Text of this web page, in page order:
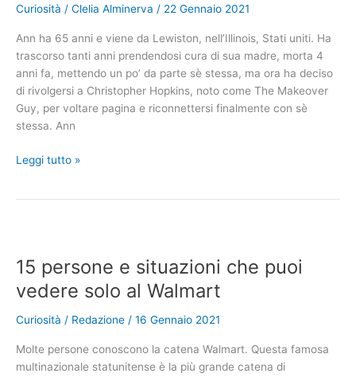
perché
Curiosità / Clelia Alminerva / 22 Gennaio 2021
Ann ha 65 anni e viene da Lewiston, nell’Illinois, Stati uniti. Ha
trascorso tanti anni prendendosi cura di sua madre, morta 4
anni fa, mettendo un po’ da parte sè stessa, ma ora ha deciso
di rivolgersi a Christopher Hopkins, noto come The Makeover
Guy, per voltare pagina e riconnettersi finalmente con sè
stessa. Ann
Una
è
pronta
ad
incontrare
persone
dopo
Leggi tutto »
15 persone e situazioni che puoi
vedere solo al Walmart
Curiosità / Redazione / 16 Gennaio 2021
Molte persone conoscono la catena Walmart. Questa famosa
multinazionale statunitense è la più grande catena di